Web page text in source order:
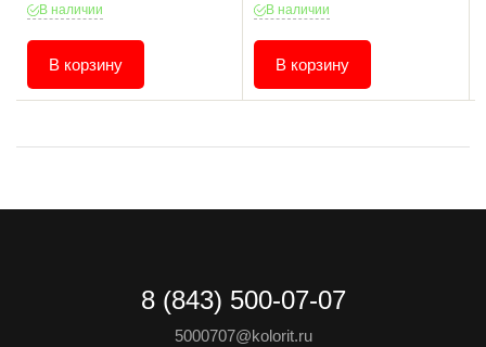
В наличии
В корзину
В наличии
В корзину
8 (843) 500-07-07
5000707@kolorit.ru